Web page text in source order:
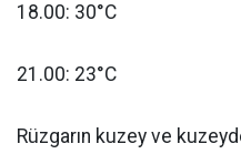
18.00: 30°C
21.00: 23°C
Rüzgarın kuzey ve